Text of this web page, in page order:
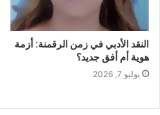
النقد الأدبي في زمن الرقمنة: أزمة
هوية أم أفق جديد؟
يوليو 7, 2026